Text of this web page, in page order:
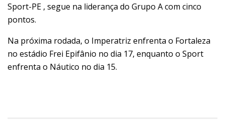
Sport-PE , segue na liderança do Grupo A com cinco
pontos.
Na próxima rodada, o Imperatriz enfrenta o Fortaleza
no estádio Frei Epifânio no dia 17, enquanto o Sport
enfrenta o Náutico no dia 15.